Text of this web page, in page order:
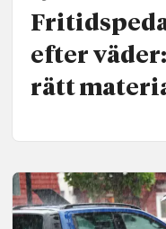
efter
rätt